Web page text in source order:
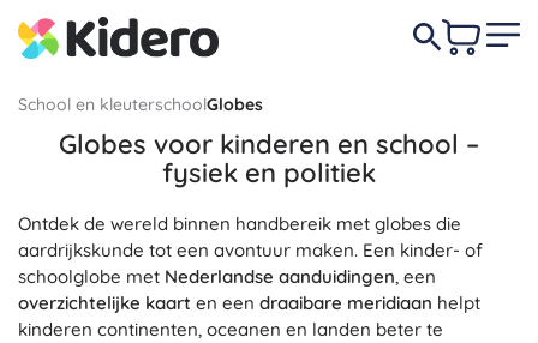
School en kleuterschoolGlobes
Globes voor kinderen en school –
fysiek en politiek
Ontdek de wereld binnen handbereik met globes die
aardrijkskunde tot een avontuur maken. Een kinder- of
schoolglobe met Nederlandse aanduidingen, een
overzichtelijke kaart en een draaibare meridiaan helpt
kinderen continenten, oceanen en landen beter te